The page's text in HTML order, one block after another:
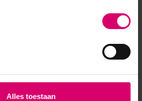
Alles toestaan